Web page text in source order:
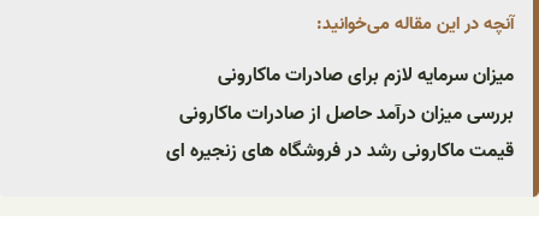
آنچه در این مقاله می‌خوانید:
میزان سرمایه لازم برای صادرات ماکارونی
بررسی میزان درآمد حاصل از صادرات ماکارونی
قیمت ماکارونی رشد در فروشگاه های زنجیره ای